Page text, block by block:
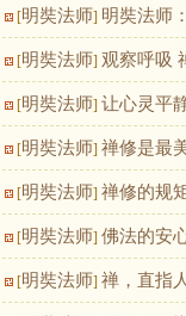
[明奘法师] 明奘法师
[明奘法师] 观察呼吸
[明奘法师] 让心灵平
[明奘法师] 禅修是最
[明奘法师] 禅修的规
[明奘法师] 佛法的安
[明奘法师] 禅，直指